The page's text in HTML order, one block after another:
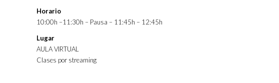
Horario
10:00h –11:30h – Pausa – 11:45h – 12:45h
Lugar
AULA VIRTUAL
Clases por streaming